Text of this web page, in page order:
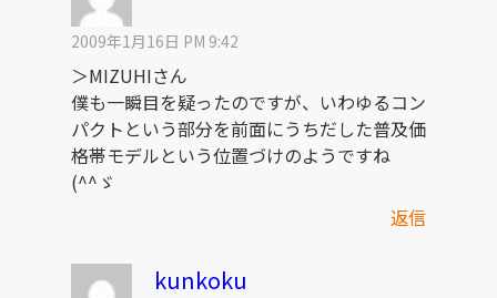
2009年1月16日 PM 9:42
＞MIZUHIさん
僕も一瞬目を疑ったのですが、いわゆるコン
パクトという部分を前面にうちだした普及価
格帯モデルという位置づけのようですね
(^^ゞ
返信
kunkoku